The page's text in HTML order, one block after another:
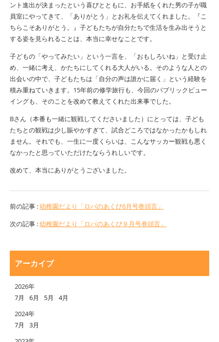
ント進出が決まったという喜びとともに、お手紙をくれた男の子が職
員室にやってきて、「ありがとう」とお礼を伝えてくれました。『こ
ちらこそありがとう。』子どもたちが自分たちで生活を生み出そうと
する姿を見られることは、本当に幸せなことです。
子どもの「やってみたい」という一言を、「おもしろいね」と受け止
め、一緒に考え、かたちにしてくれる大人がいる。そのような人との
出会いの中で、子どもたちは「自分の声は誰かに届く」という経験を
積み重ねていきます。 15年前の修学旅行も、今回のパブリックビュー
イングも、そのことを改めて教えてくれた出来事でした。
Bさん（本番も一緒に観戦してくださいました）にとっては、子ども
たちとの観戦は少し賑やかすぎて、試合どころではなかったかもしれ
ません。それでも、一生に一度くらいは、こんなサッカー観戦も悪く
なかったと思っていただけたならうれしいです。
改めて、本当にありがとうございました。
前の記事 :幼稚園だより「ロバのあくび6月号巻頭言」
次の記事 :幼稚園だより「ロバのあくび９月号巻頭言」
アーカイブ
2026年
7月
6月 5月
4月
2024年
7月
3月